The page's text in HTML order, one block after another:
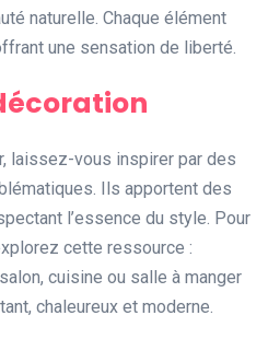
naturelle. Chaque élément
une sensation de liberté.
laissez-vous inspirer par des
Ils apportent des
l’essence du style. Pour
cette ressource :
cuisine ou salle à manger
chaleureux et moderne.